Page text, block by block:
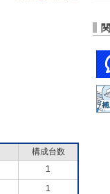
構成台数
1
1